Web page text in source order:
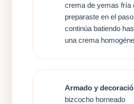
crema de yemas fría
preparaste en el
continúa batiendo
una crema
Armado y
bizcocho horneado